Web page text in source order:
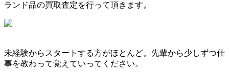
ランド品の買取査定を行って頂きます。
未経験からスタートする方がほとんど。先輩から少しずつ仕
事を教わって覚えていってください。